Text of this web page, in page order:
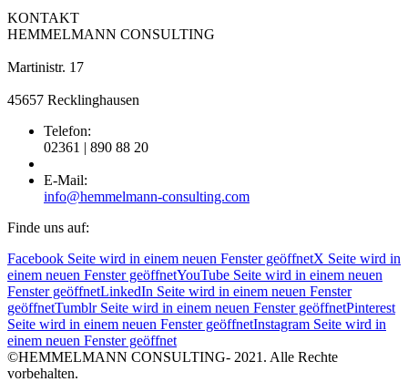
KONTAKT
HEMMELMANN CONSULTING
Martinistr. 17
45657 Recklinghausen
Telefon:
02361 | 890 88 20
E-Mail:
info@hemmelmann-consulting.com
Finde uns auf:
Facebook Seite wird in einem neuen Fenster geöffnetX Seite wird in
einem neuen Fenster geöffnetYouTube Seite wird in einem neuen
Fenster geöffnetLinkedIn Seite wird in einem neuen Fenster
geöffnetTumblr Seite wird in einem neuen Fenster geöffnetPinterest
Seite wird in einem neuen Fenster geöffnetInstagram Seite wird in
einem neuen Fenster geöffnet
©HEMMELMANN CONSULTING- 2021. Alle Rechte
vorbehalten.